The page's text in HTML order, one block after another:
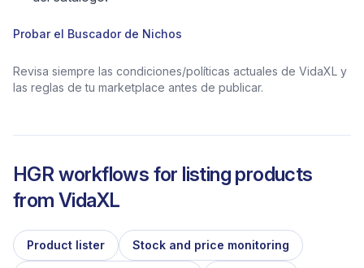
Probar el Buscador de Nichos
Revisa siempre las condiciones/políticas actuales de VidaXL y
las reglas de tu marketplace antes de publicar.
HGR workflows for listing products
from VidaXL
Product lister Stock and price monitoring